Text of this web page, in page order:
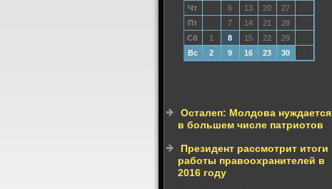
Чт
6 13 20
27
Пт
7 14 21
28
Сб
1 8 15 22
29
Вс
2 9 16 23 30
Осталеп: Молдова нуждается
в большем числе патриотов
Президент рассмотрит итоги
работы правоохранителей в
2016 году